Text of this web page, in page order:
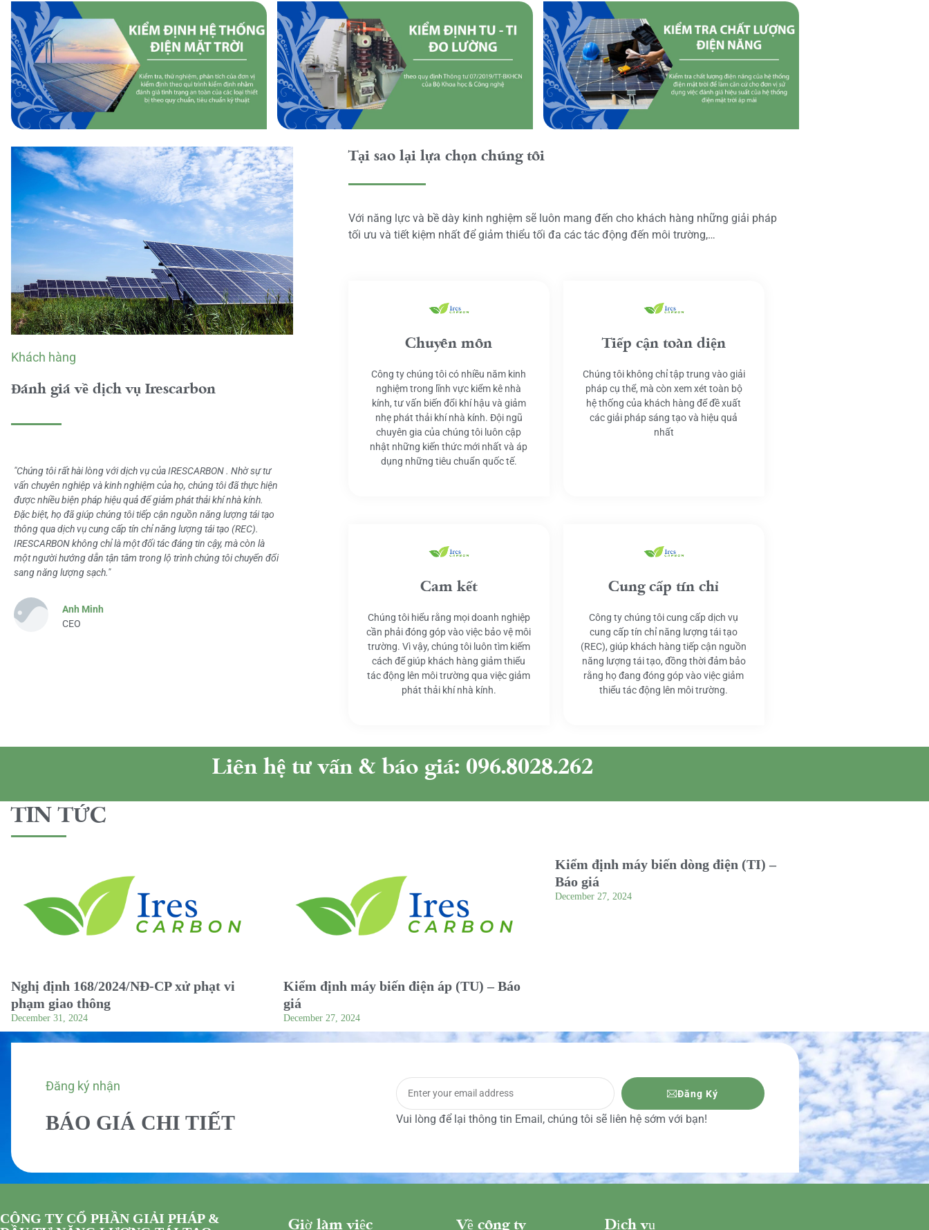
Khách hàng
Đánh giá về dịch vụ Irescarbon
"Chúng tôi rất hài lòng với dịch vụ của IRESCARBON . Nhờ sự tư
vấn chuyên nghiệp và kinh nghiệm của họ, chúng tôi đã thực hiện
được nhiều biện pháp hiệu quả để giảm phát thải khí nhà kính.
Đặc biệt, họ đã giúp chúng tôi tiếp cận nguồn năng lượng tái tạo
thông qua dịch vụ cung cấp tín chỉ năng lượng tái tạo (REC).
IRESCARBON không chỉ là một đối tác đáng tin cậy, mà còn là
một người hướng dẫn tận tâm trong lộ trình chúng tôi chuyển đổi
sang năng lượng sạch."
Anh Minh
CEO
Tại sao lại lựa chọn chúng tôi
Với năng lực và bề dày kinh nghiệm sẽ luôn mang đến cho khách hàng những giải pháp
tối ưu và tiết kiệm nhất để giảm thiểu tối đa các tác động đến môi trường,…
Chuyên môn
Công ty chúng tôi có nhiều năm kinh
nghiệm trong lĩnh vực kiểm kê nhà
kính, tư vấn biến đổi khí hậu và giảm
nhẹ phát thải khí nhà kính. Đội ngũ
chuyên gia của chúng tôi luôn cập
nhật những kiến thức mới nhất và áp
dụng những tiêu chuẩn quốc tế.
Tiếp cận toàn diện
Chúng tôi không chỉ tập trung vào giải
pháp cụ thể, mà còn xem xét toàn bộ
hệ thống của khách hàng để đề xuất
các giải pháp sáng tạo và hiệu quả
nhất
Cam kết
Chúng tôi hiểu rằng mọi doanh nghiệp
cần phải đóng góp vào việc bảo vệ môi
trường. Vì vậy, chúng tôi luôn tìm kiếm
cách để giúp khách hàng giảm thiểu
tác động lên môi trường qua việc giảm
phát thải khí nhà kính.
Cung cấp tín chỉ
Công ty chúng tôi cung cấp dịch vụ
cung cấp tín chỉ năng lượng tái tạo
(REC), giúp khách hàng tiếp cận nguồn
năng lượng tái tạo, đồng thời đảm bảo
rằng họ đang đóng góp vào việc giảm
thiểu tác động lên môi trường.
Liên hệ tư vấn & báo giá: 096.8028.262
TIN TỨC
Nghị định 168/2024/NĐ-CP xử phạt vi
phạm giao thông
December 31, 2024
Kiểm định máy biến điện áp (TU) – Báo
giá
December 27, 2024
Kiểm định máy biến dòng điện (TI) –
Báo giá
December 27, 2024
Đăng ký nhận
BÁO GIÁ CHI TIẾT
Đăng Ký
Vui lòng để lại thông tin Email, chúng tôi sẽ liên hệ sớm với bạn!
CÔNG TY CỔ PHẦN GIẢI PHÁP &
Giờ làm việc Về công ty Dịch vụ